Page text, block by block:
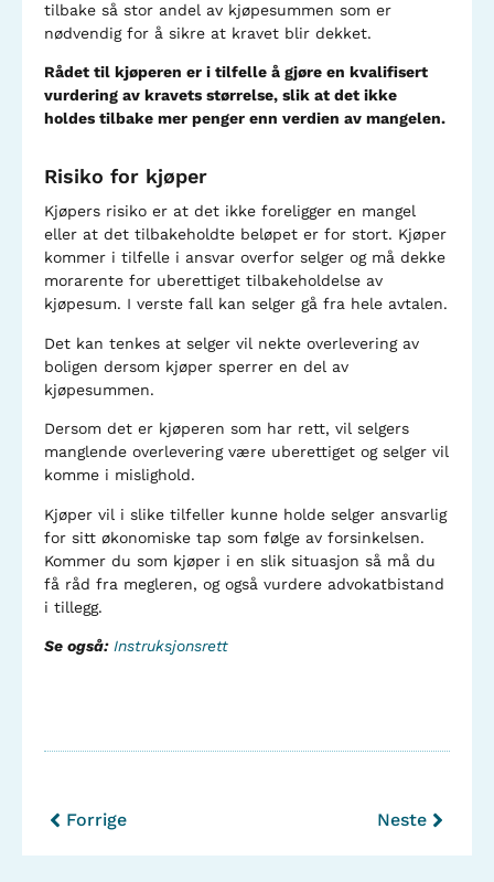
tilbake så stor andel av kjøpesummen som er
nødvendig for å sikre at kravet blir dekket.
Rådet til kjøperen er i tilfelle å gjøre en kvalifisert
vurdering av kravets størrelse, slik at det ikke
holdes tilbake mer penger enn verdien av mangelen.
Risiko for kjøper
Kjøpers risiko er at det ikke foreligger en mangel
eller at det tilbakeholdte beløpet er for stort. Kjøper
kommer i tilfelle i ansvar overfor selger og må dekke
morarente for uberettiget tilbakeholdelse av
kjøpesum. I verste fall kan selger gå fra hele avtalen.
Det kan tenkes at selger vil nekte overlevering av
boligen dersom kjøper sperrer en del av
kjøpesummen.
Dersom det er kjøperen som har rett, vil selgers
manglende overlevering være uberettiget og selger vil
komme i mislighold.
Kjøper vil i slike tilfeller kunne holde selger ansvarlig
for sitt økonomiske tap som følge av forsinkelsen.
Kommer du som kjøper i en slik situasjon så må du
få råd fra megleren, og også vurdere advokatbistand
i tillegg.
Se også: Instruksjonsrett
Forrige Neste